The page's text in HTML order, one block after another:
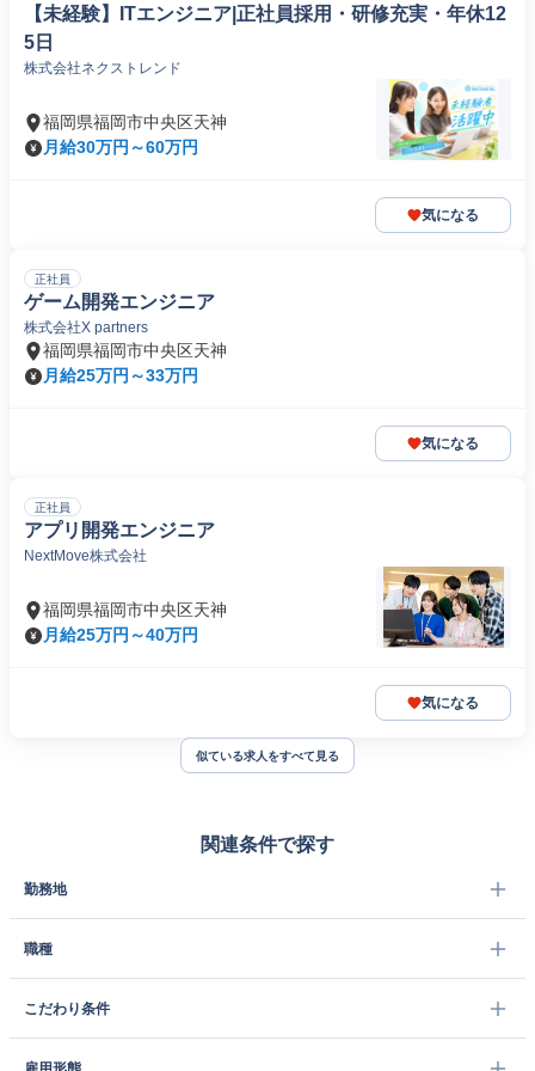
【未経験】ITエンジニア|正社員採用・研修充実・年休12
5日
株式会社ネクストレンド
福岡県福岡市中央区天神
月給30万円～60万円
気になる
正社員
ゲーム開発エンジニア
株式会社X partners
福岡県福岡市中央区天神
月給25万円～33万円
気になる
正社員
アプリ開発エンジニア
NextMove株式会社
福岡県福岡市中央区天神
月給25万円～40万円
気になる
似ている求人をすべて見る
関連条件で探す
勤務地
職種
こだわり条件